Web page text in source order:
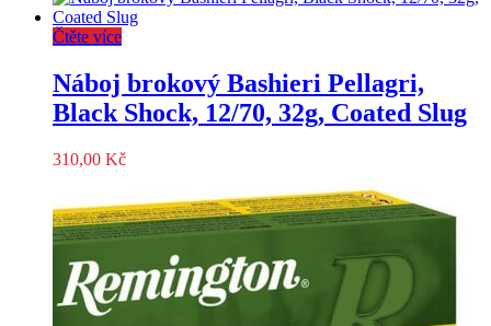
Čtěte více
Náboj brokový Bashieri Pellagri,
Black Shock, 12/70, 32g, Coated Slug
310,00 Kč